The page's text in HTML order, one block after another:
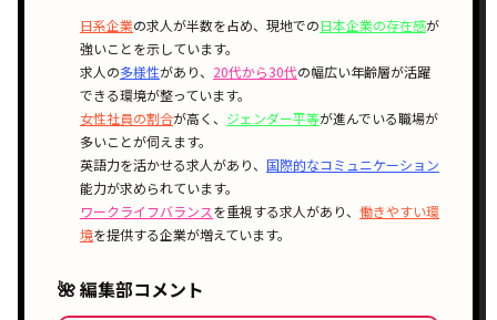
日系企業の求人が半数を占め、現地での日本企業の存在感が
強いことを示しています。
求人の多様性があり、 20代から30代の幅広い年齢層が活躍
できる環境が整っています。
女性社員の割合が高く、 ジェンダー平等が進んでいる職場が
多いことが伺えます。
英語力を活かせる求人があり、 国際的なコミュニケーション
能力が求められています。
ワークライフバランスを重視する求人があり、 働きやすい環
境を提供する企業が増えています。
🌺 編集部コメント